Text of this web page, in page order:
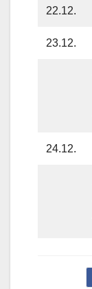
22.12.
23.12.
24.12.